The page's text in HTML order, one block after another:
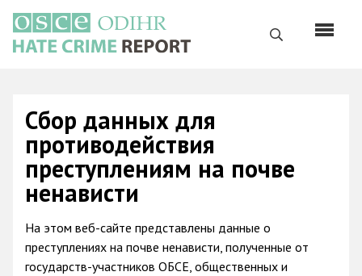
основному
содержанию
Поиск
Русский
Main
navigation
Главная
Наш мандат
Наша методология
Сбор данных для
противодействия
преступлениям на почве
ненависти
На этом веб-сайте представлены данные о
преступлениях на почве ненависти, полученные от
государств-участников ОБСЕ, общественных и